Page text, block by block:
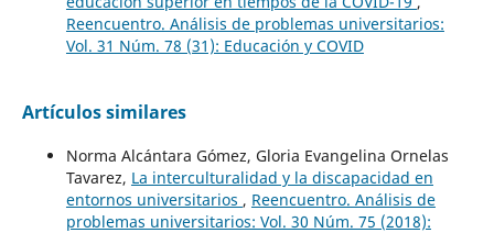
Reencuentro. Análisis de problemas universitarios:
Vol. 31 Núm. 78 (31): Educación y COVID
Artículos similares
Norma Alcántara Gómez, Gloria Evangelina Ornelas
Tavarez, La interculturalidad y la discapacidad en
entornos universitarios , Reencuentro. Análisis de
problemas universitarios: Vol. 30 Núm. 75 (2018):